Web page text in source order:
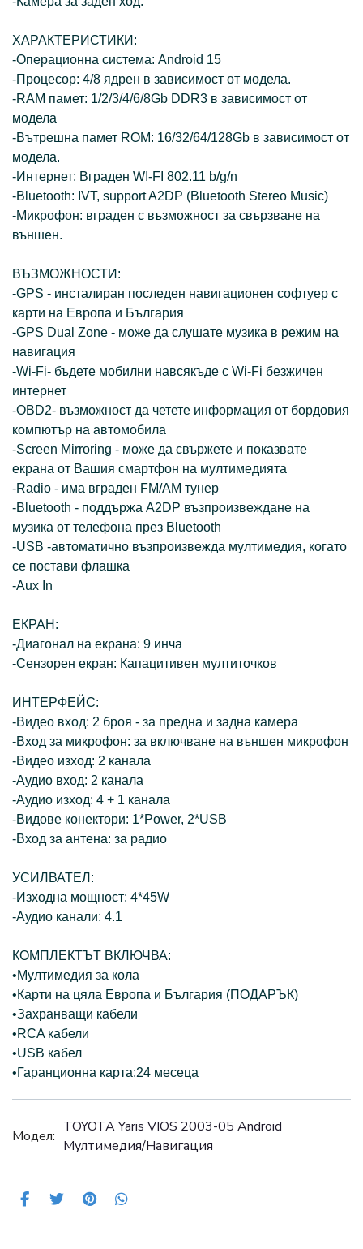
ХАРАКТЕРИСТИКИ:
-Операционна система: Android 15
-Процесор: 4/8 ядрен в зависимост от модела.
-RAM памет: 1/2/3/4/6/8Gb DDR3 в зависимост от
модела
-Вътрешна памет ROM: 16/32/64/128Gb в зависимост от
модела.
-Интернет: Вграден WI-FI 802.11 b/g/n
-Bluetooth: IVT, support A2DP (Bluetooth Stereo Music)
-Микрофон: вграден с възможност за свързване на
външен.
ВЪЗМОЖНОСТИ:
-GPS - инсталиран последен навигационен софтуер с
карти на Европа и България
-GPS Dual Zone - може да слушате музика в режим на
навигация
-Wi-Fi- бъдете мобилни навсякъде с Wi-Fi безжичен
интернет
-OBD2- възможност да четете информация от бордовия
компютър на автомобила
-Screen Mirroring - може да свържете и показвате
екрана от Вашия смартфон на мултимедията
-Radio - има вграден FM/AM тунер
-Bluetooth - поддържа A2DP възпроизвеждане на
музика от телефона през Bluetooth
-USB -автоматично възпроизвежда мултимедия, когато
се постави флашка
-Aux In
ЕКРАН:
-Диагонал на екрана: 9 инча
-Сензорен екран: Капацитивен мултиточков
ИНТЕРФЕЙС:
-Видео вход: 2 броя - за предна и задна камера
-Вход за микрофон: за включване на външен микрофон
-Видео изход: 2 канала
-Аудио вход: 2 канала
-Аудио изход: 4 + 1 канала
-Видове конектори: 1*Power, 2*USB
-Вход за антена: за радио
УСИЛВАТЕЛ:
-Изходна мощност: 4*45W
-Аудио канали: 4.1
КОМПЛЕКТЪТ ВКЛЮЧВА:
•Мултимедия за кола
•Карти на цяла Европа и България (ПОДАРЪК)
•Захранващи кабели
•RCA кабели
•USB кабел
•Гаранционна карта:24 месеца
Модел:
TOYOTA Yaris VIOS 2003-05 Android
Mултимедия/Навигация